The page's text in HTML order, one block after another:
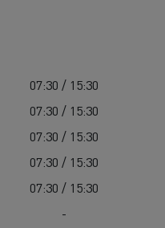
07:30 / 15:30
07:30 / 15:30
07:30 / 15:30
07:30 / 15:30
07:30 / 15:30
-